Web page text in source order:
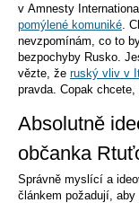
v Amnesty
pomýlené komuniké .
nevzpomínám, co to
bezpochyby Rusko.
vězte, že ruský vliv v
pravda. Copak
Absolutně
občanka
Správně myslící a
článkem požadují, aby